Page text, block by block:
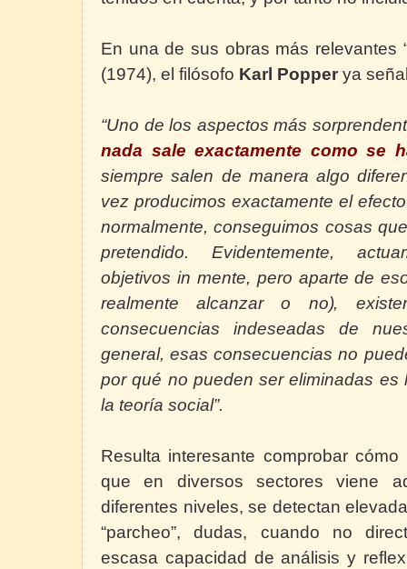
En una de sus obras más relevantes
(1974), el filósofo Karl Popper ya
“Uno de los aspectos más
nada sale exactamente como se
siempre salen de manera algo
vez producimos exactamente el
normalmente, conseguimos cosas
pretendido. Evidentemente,
objetivos in mente, pero aparte de
realmente alcanzar o no),
consecuencias indeseadas de
general, esas consecuencias no
por qué no pueden ser eliminadas es
la teoría social”.
Resulta interesante comprobar
que en diversos sectores viene
diferentes niveles, se detectan
“parcheo”, dudas, cuando no
escasa capacidad de análisis y